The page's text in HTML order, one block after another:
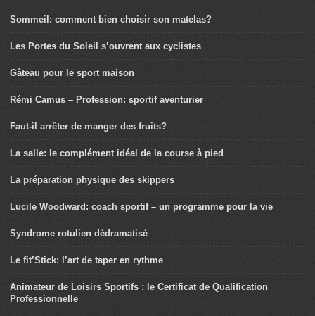
Sommeil: comment bien choisir son matelas?
Les Portes du Soleil s’ouvrent aux cyclistes
Gâteau pour le sport maison
Rémi Camus – Profession: sportif aventurier
Faut-il arrêter de manger des fruits?
La salle: le complément idéal de la course à pied
La préparation physique des skippers
Lucile Woodward: coach sportif – un programme pour la vie
Syndrome rotulien dédramatisé
Le fit’Stick: l’art de taper en rythme
Animateur de Loisirs Sportifs : le Certificat de Qualification
Professionnelle